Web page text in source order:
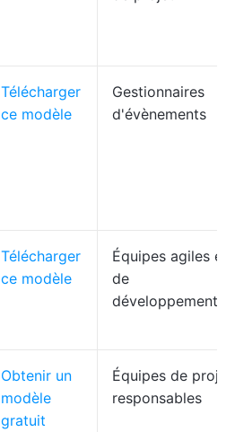
Télécharger
ce modèle
Gestionnaires
d'évènements
Télécharger
ce modèle
Équipes agiles et
de
développement
Obtenir un
modèle
gratuit
Équipes de projet,
responsables